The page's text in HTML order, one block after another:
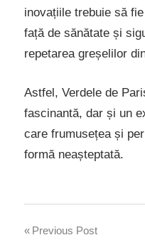
inovațiile trebuie să
față de sănătate și
repetarea greșelilor
Astfel, Verdele de
fascinantă, dar și un
care frumusețea și
formă neașteptată.
Navigare
Previous Post